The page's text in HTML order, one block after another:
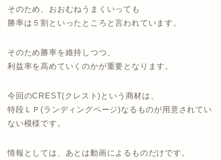
そのため、おおむねうまくいっても
勝率は５割といったところと言われています。
そのため勝率を維持しつつ、
利益率を高めていくのかが重要となります。
今回のCREST(クレスト)という商材は、
特段ＬＰ(ランディングページ)なるものが用意されてい
ない模様です。
情報としては、あとは動画によるものだけです。